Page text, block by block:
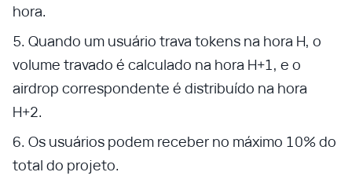
hora.
Quando um usuário trava tokens na hora H, o
volume travado é calculado na hora H+1, e o
airdrop correspondente é distribuído na hora
H+2.
Os usuários podem receber no máximo 10% do
total do projeto.